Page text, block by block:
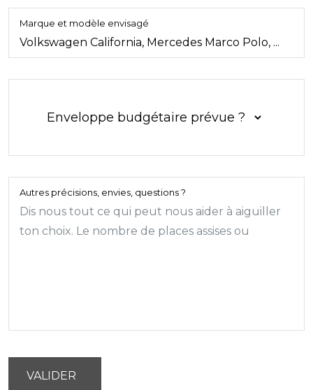
Marque et modèle envisagé
Autres précisions, envies, questions ?
VALIDER